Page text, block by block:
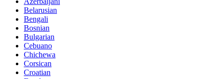
Belarusian
Bengali
Bosnian
Bulgarian
Cebuano
Chichewa
Corsican
Croatian